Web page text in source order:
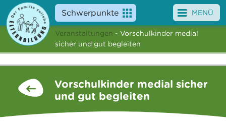
Schwerpunkte
Angebote
News
MENÜ
Veranstaltungen - Vorschulkinder medial
sicher und gut begleiten
Vorschulkinder medial sicher
und gut begleiten